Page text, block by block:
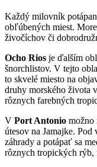
Každý milovník
obľúbených miest.
živočíchov či
Ocho Rios je ďalším
šnorchlistov. V tejto
to skvelé miesto na
druhy morského života
rôznych farebných
V Port Antonio možno
útesov na Jamajke.
záhrady a potápať sa
rôznych tropických rýb,